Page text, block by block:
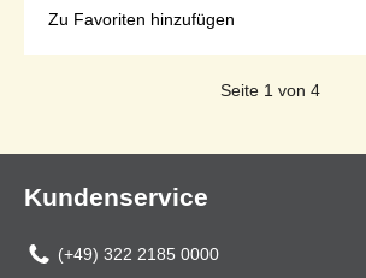
Zu Favoriten hinzufügen
Seite 1 von 4
Kundenservice
(+49) 322 2185 0000